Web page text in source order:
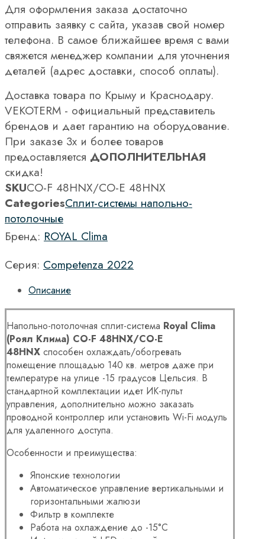
Для оформления заказа достаточно
отправить заявку с сайта, указав свой номер
телефона. В самое ближайшее время с вами
свяжется менеджер компании для уточнения
деталей (адрес доставки, способ оплаты).
Доставка товара по Крыму и Краснодару.
VEKOTERM - официальный представитель
брендов и дает гарантию на оборудование.
При заказе 3х и более товаров
предоставляется ДОПОЛНИТЕЛЬНАЯ
скидка!
SKUCO-F 48HNX/CO-E 48HNX
CategoriesСплит-системы напольно-
потолочные
Бренд: ROYAL Clima
Серия: Competenza 2022
Описание
Напольно-потолочная сплит-система Royal Clima
(Роял Клима) CO-F 48HNX/CO-E
48HNX способен охлаждать/обогревать
помещение площадью 140 кв. метров даже при
температуре на улице -15 градусов Цельсия. В
стандартной комплектации идет ИК-пульт
управления, дополнительно можно заказать
проводной контроллер или установить Wi-Fi модуль
для удаленного доступа.
Особенности и преимущества:
Японские технологии
Автоматическое управление вертикальными и
горизонтальными жалюзи
Фильтр в комплекте
Работа на охлаждение до -15°С